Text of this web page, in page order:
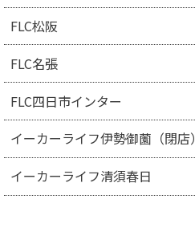
FLC松阪
FLC名張
FLC四日市インター
イーカーライフ伊勢御薗（閉店）
イーカーライフ清須春日